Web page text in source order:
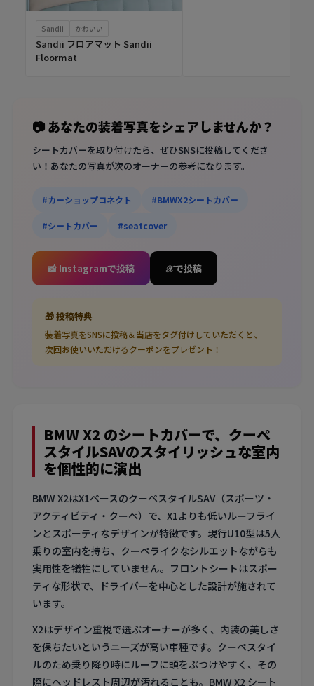
Sandii かわいい
Sandii フロアマット Sandii
Floormat
📷 あなたの装着写真をシェアしませんか？
シートカバーを取り付けたら、ぜひSNSに投稿してくださ
い！あなたの写真が次のオーナーの参考になります。
#カーショップコネクト #BMWX2シートカバー
#シートカバー #seatcover
📸 Instagramで投稿 𝒳 で投稿
🎁 投稿特典
装着写真をSNSに投稿＆当店をタグ付けしていただくと、
次回お使いいただけるクーポンをプレゼント！
BMW X2 のシートカバーで、クーペ
スタイルSAVのスタイリッシュな室内
を個性的に演出
BMW X2はX1ベースのクーペスタイルSAV（スポーツ・
アクティビティ・クーペ）で、X1よりも低いルーフライ
ンとスポーティなデザインが特徴です。現行U10型は5人
乗りの室内を持ち、クーペライクなシルエットながらも
実用性を犠牲にしていません。フロントシートはスポー
ティな形状で、ドライバーを中心とした設計が施されて
います。
X2はデザイン重視で選ぶオーナーが多く、内装の美しさ
を保ちたいというニーズが高い車種です。クーペスタイ
ルのため乗り降り時にルーフに頭をぶつけやすく、その
際にヘッドレスト周辺が汚れることも。BMW X2 シート